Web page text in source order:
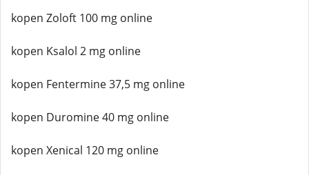
kopen Zoloft 100 mg online
kopen Ksalol 2 mg online
kopen Fentermine 37,5 mg online
kopen Duromine 40 mg online
kopen Xenical 120 mg online